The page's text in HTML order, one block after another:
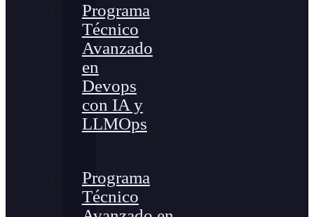
Programa
Técnico
Avanzado
en
Devops
con IA y
LLMOps
Programa
Técnico